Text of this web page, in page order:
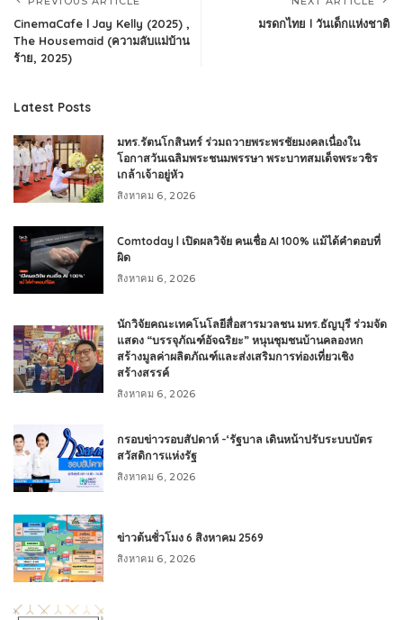
CinemaCafe l Jay Kelly (2025) ,
The Housemaid (ความลับแม่บ้าน
ร้าย, 2025)
มรดกไทย l วันเด็กแห่งชาติ
Latest Posts
มทร.รัตนโกสินทร์ ร่วมถวายพระพรชัยมงคลเนื่องใน
โอกาสวันเฉลิมพระชนมพรรษา พระบาทสมเด็จพระวชิร
เกล้าเจ้าอยู่หัว
สิงหาคม 6, 2026
Comtoday l เปิดผลวิจัย คนเชื่อ AI 100% แม้ได้คำตอบที่
ผิด
สิงหาคม 6, 2026
นักวิจัยคณะเทคโนโลยีสื่อสารมวลชน มทร.ธัญบุรี ร่วมจัด
แสดง “บรรจุภัณฑ์อัจฉริยะ” หนุนชุมชนบ้านคลองหก
สร้างมูลค่าผลิตภัณฑ์และส่งเสริมการท่องเที่ยวเชิง
สร้างสรรค์
สิงหาคม 6, 2026
กรอบข่าวรอบสัปดาห์ -‘รัฐบาล เดินหน้าปรับระบบบัตร
สวัสดิการแห่งรัฐ
สิงหาคม 6, 2026
ข่าวต้นชั่วโมง 6 สิงหาคม 2569
สิงหาคม 6, 2026